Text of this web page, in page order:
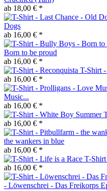
ab 18,00 € *
Dogs
ab 16,00 € *
Born to be proud
ab 16,00 € *
T-Shirt -
ab 16,00 € *
Music...
ab 16,00 € *
ab 16,00 € *
the wankers in blue
ab 16,00 € *
T-
ab 16,00 € *
- Löwenschrei - Das Freikorps